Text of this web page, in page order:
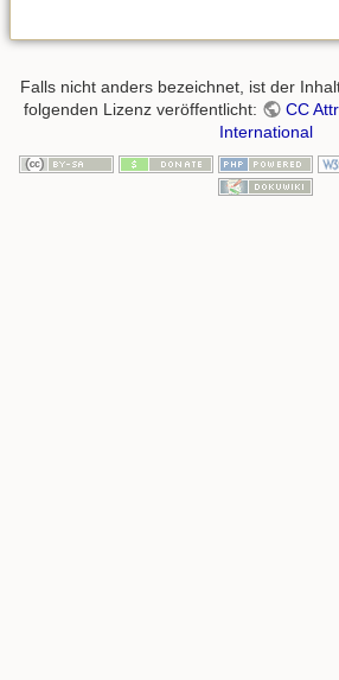
Falls nicht anders bezeichnet, ist der
folgenden Lizenz veröffentlicht:
CC
International